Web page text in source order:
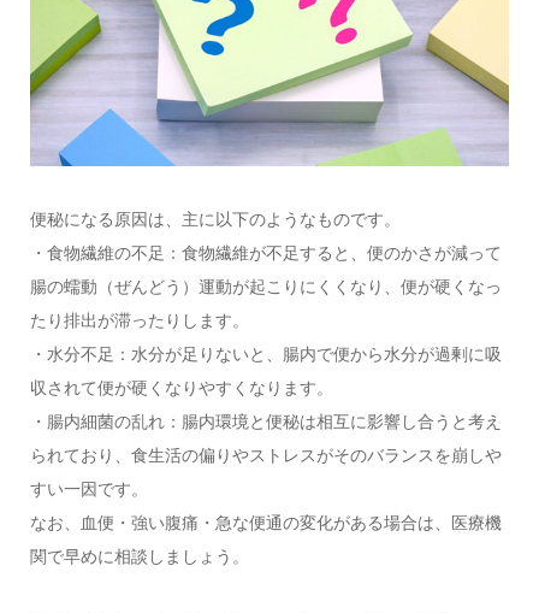
便秘になる原因は、主に以下のようなものです。
・食物繊維の不足：食物繊維が不足すると、便のかさが減って
腸の蠕動（ぜんどう）運動が起こりにくくなり、便が硬くなっ
たり排出が滞ったりします。
・水分不足：水分が足りないと、腸内で便から水分が過剰に吸
収されて便が硬くなりやすくなります。
・腸内細菌の乱れ：腸内環境と便秘は相互に影響し合うと考え
られており、食生活の偏りやストレスがそのバランスを崩しや
すい一因です。
なお、血便・強い腹痛・急な便通の変化がある場合は、医療機
関で早めに相談しましょう。